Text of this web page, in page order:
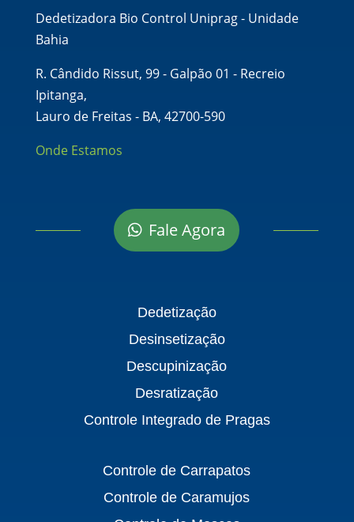
Dedetizadora Bio Control Uniprag - Unidade
Bahia
R. Cândido Rissut, 99 - Galpão 01 - Recreio
Ipitanga,
Lauro de Freitas - BA, 42700-590
Onde Estamos
Fale Agora
Dedetização
Desinsetização
Descupinização
Desratização
Controle Integrado de Pragas
Controle de Carrapatos
Controle de Caramujos